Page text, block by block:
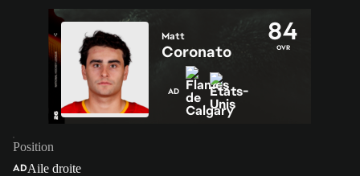
84
OVR
Matt
Coronato
AD
Position
ADAile droite